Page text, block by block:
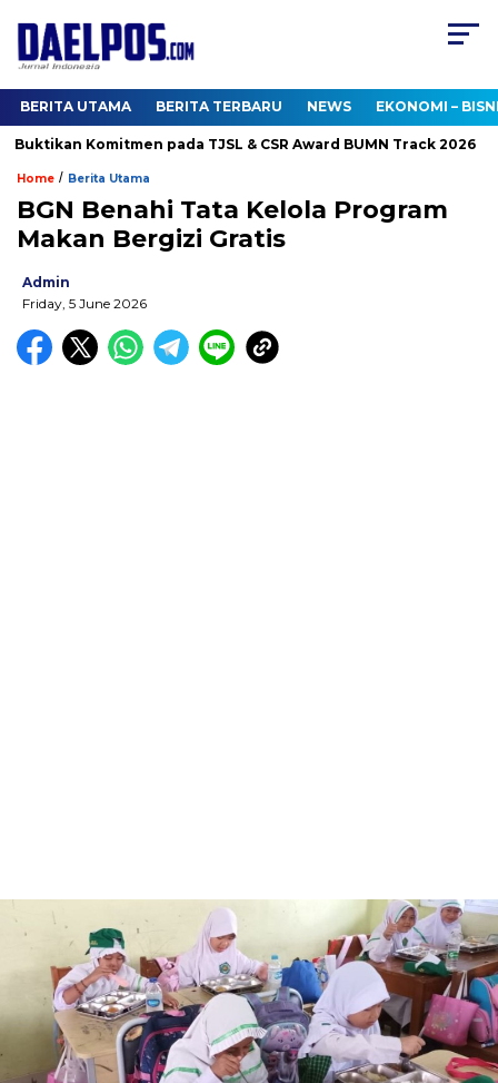
BERITA UTAMA BERITA TERBARU NEWS EKONOMI –
Komitmen pada TJSL & CSR Award BUMN Track 2026
Home / Berita Utama
BGN Benahi Tata Kelola Program
Makan Bergizi Gratis
Admin
Friday, 5 June 2026